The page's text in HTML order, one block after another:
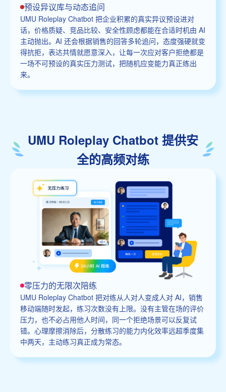
预设异议库与动态追问
UMU Roleplay Chatbot 把企业积累的真实异议预设进对
话，价格质疑、竞品比较、安全性顾虑都能在合适时机由 AI
主动抛出。AI 还会根据销售的回答多轮追问，态度强硬就变
得抗拒，表达共情就愿意深入，让每一次应对客户拒绝都是
一场不可预设的真实压力测试，把随机应变能力真正练出
来。
UMU Roleplay Chatbot 提供安
全的高频对练
零压力的无限次陪练
UMU Roleplay Chatbot 把对练从人对人变成人对 AI，销售
移动端随时发起，练习次数没有上限。没有主管在场的评价
压力，也不必占用他人时间，同一个拒绝场景可以反复试
错。心理摩擦消除后，分散练习的能力内化效率远超季度集
中两天，主动练习真正成为常态。